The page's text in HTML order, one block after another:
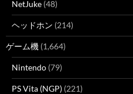
NetJuke (48)
ヘッドホン (214)
ゲーム機 (1,664)
Nintendo (79)
PS Vita (NGP) (221)